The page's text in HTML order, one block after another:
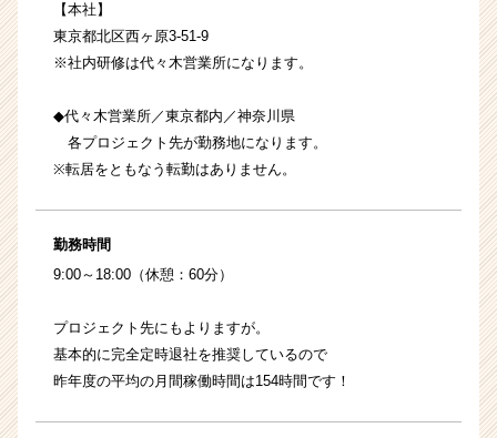
【本社】
東京都北区西ヶ原3-51-9
※社内研修は代々木営業所になります。
◆代々木営業所／東京都内／神奈川県
各プロジェクト先が勤務地になります。
※転居をともなう転勤はありません。
勤務時間
9:00～18:00（休憩：60分）
プロジェクト先にもよりますが。
基本的に完全定時退社を推奨しているので
昨年度の平均の月間稼働時間は154時間です！